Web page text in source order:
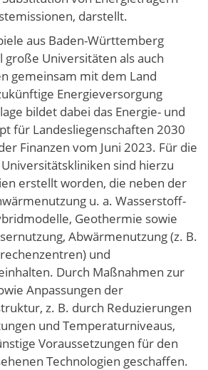
darstellt.
aus Baden-Württemberg
große Universitäten als auch
gemeinsam mit dem Land
Energieversorgung
bildet dabei das Energie- und
für Landesliegenschaften 2030
Finanzen vom Juni 2023. Für die
sind hierzu
erstellt worden, die neben der
u. a. Wasserstoff-
Geothermie sowie
Abwärmenutzung (z. B.
und
Durch Maßnahmen zur
Anpassungen der
z. B. durch Reduzierungen
und Temperaturniveaus,
Voraussetzungen für den
Technologien geschaffen.